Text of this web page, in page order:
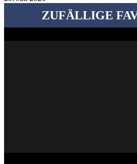
ZUFÄLLIGE